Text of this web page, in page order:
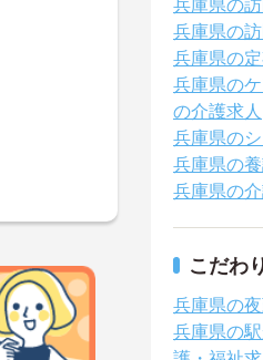
兵庫県の
兵庫県の
兵庫県の
兵庫県の
の介護求人
兵庫県の
兵庫県の
兵庫県の
こだわ
兵庫県の
兵庫県の